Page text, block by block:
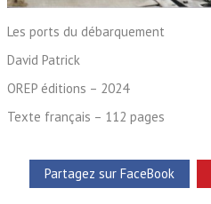
Les ports du débarquement
David Patrick
OREP éditions – 2024
Texte français – 112 pages
Partagez sur FaceBook